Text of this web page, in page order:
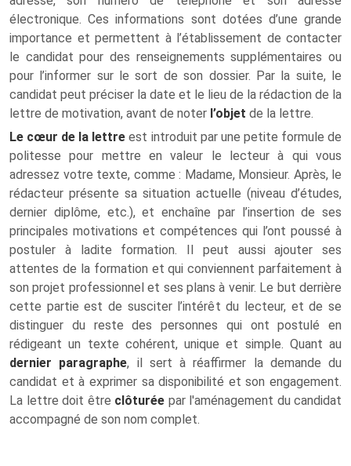
électronique. Ces informations sont dotées d’une grande
importance et permettent à l’établissement de contacter
le candidat pour des renseignements supplémentaires ou
pour l’informer sur le sort de son dossier. Par la suite, le
candidat peut préciser la date et le lieu de la rédaction de la
lettre de motivation, avant de noter l’objet de la lettre.
Le cœur de la lettreest introduit par une petite formule de
politesse pour mettre en valeur le lecteur à qui vous
adressez votre texte, comme : Madame, Monsieur. Après, le
rédacteur présente sa situation actuelle (niveau d’études,
dernier diplôme, etc.), et enchaîne par l’insertion de ses
principales motivations et compétences qui l’ont poussé à
postuler à ladite formation. Il peut aussi ajouter ses
attentes de la formation et qui conviennent parfaitement à
son projet professionnel et ses plans à venir. Le but derrière
cette partie est de susciter l’intérêt du lecteur, et de se
distinguer du reste des personnes qui ont postulé en
rédigeant un texte cohérent, unique et simple. Quant au
dernier paragraphe, il sert à réaffirmer la demande du
candidat et à exprimer sa disponibilité et son engagement.
La lettre doit être clôturée par l'aménagement du candidat
accompagné de son nom complet.